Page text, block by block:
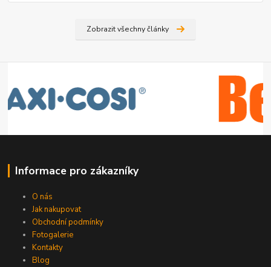
Zobrazit všechny články
Informace pro zákazníky
O nás
Jak nakupovat
Obchodní podmínky
Fotogalerie
Kontakty
Blog